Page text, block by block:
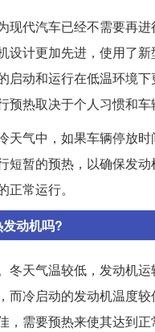
现代汽车已经不需要再
设计更加先进，使用了
启动和运行在低温环境
预热取决于个人习惯和车
天气中，如果车辆停放
短暂的预热，以确保发
常运行。
动机吗?
冬天气温较低，发动机
而冷启动的发动机温度
，需要预热来使其达到正